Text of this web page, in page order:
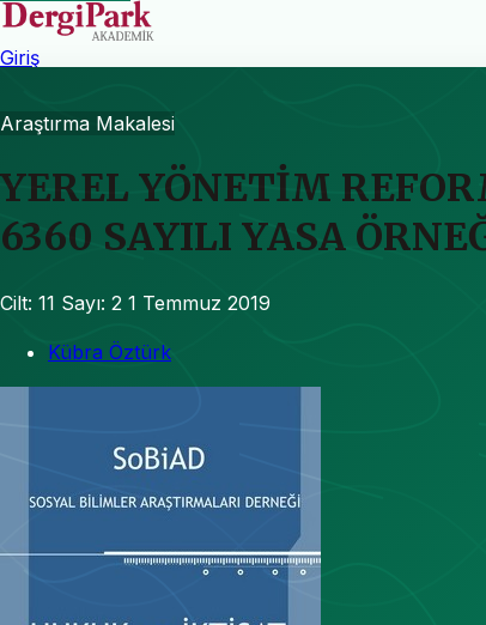
Giriş
Araştırma Makalesi
YEREL YÖNETİM
6360 SAYILI YASA
Cilt: 11 Sayı: 2 1 Temmuz 2019
Kübra Öztürk